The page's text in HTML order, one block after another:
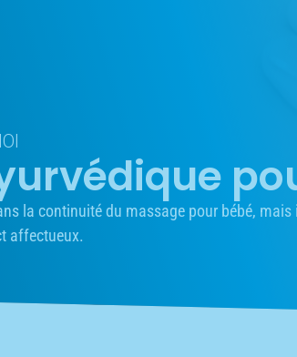
la continuité du massage pour bébé,
affectueux.